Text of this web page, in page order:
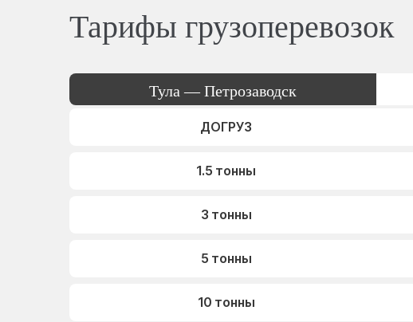
Тарифы грузоперевозок
Тула — Петрозаводск
ДОГРУЗ
1.5 тонны
3 тонны
5 тонны
10 тонны